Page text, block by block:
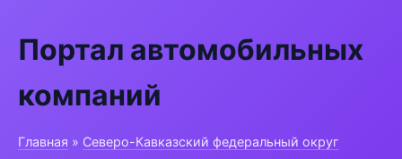
Портал автомобильных
компаний
Главная » Северо-Кавказский федеральный округ